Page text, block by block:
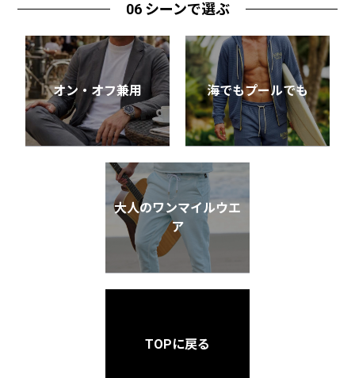
06 シーンで選ぶ
オン・オフ兼用 海でもプールでも
大人のワンマイルウエ
ア
TOPに戻る